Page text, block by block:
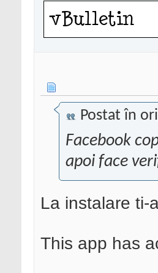
Postat în
Facebook
apoi face
La instalare ti-
This app has